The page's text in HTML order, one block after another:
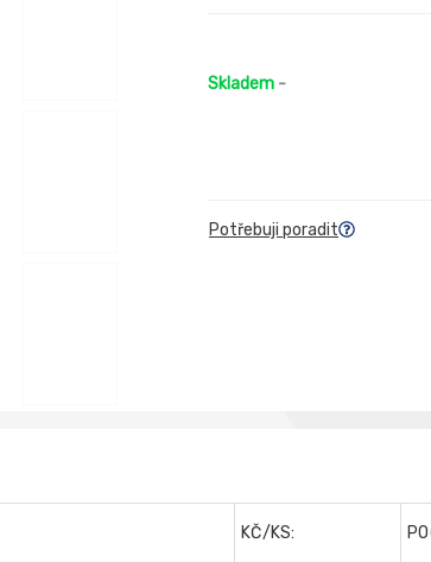
Skladem -
Potřebuji poradit
KČ/KS: